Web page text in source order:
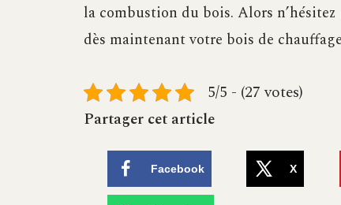
la combustion du bois. Alors
dès maintenant votre bois de
5/5 - (27 votes)
Partager cet article
Facebook X